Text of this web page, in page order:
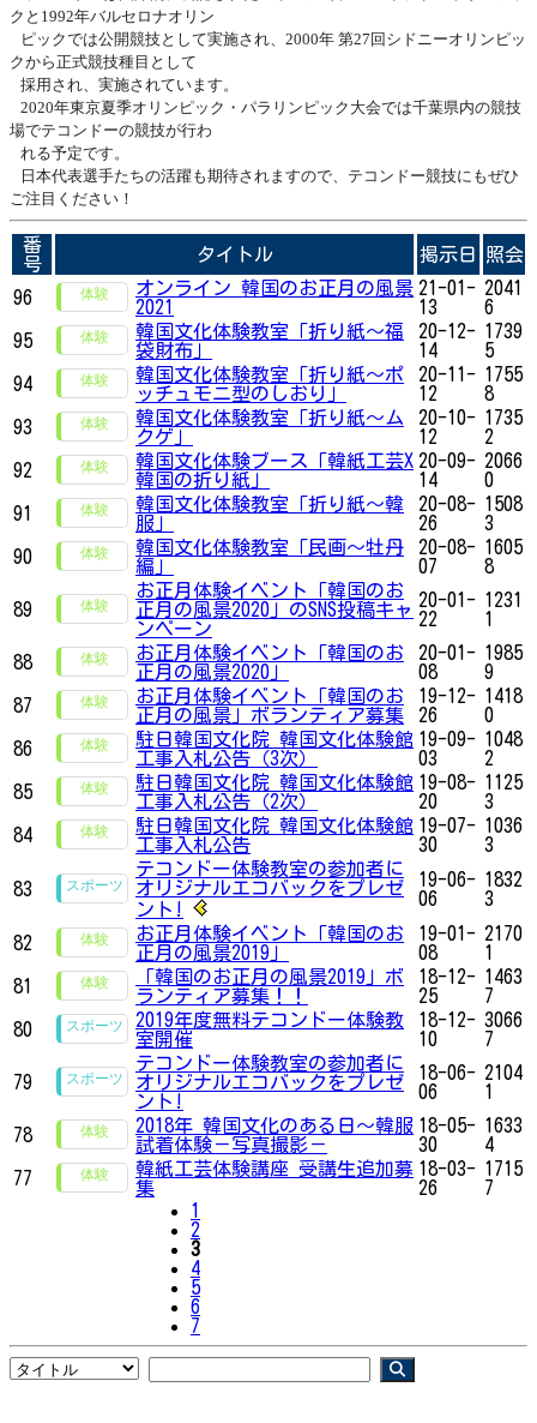
クと 1992年バルセロナオリン
ピックでは公開競技として実施され、 2000年 第27 回シドニーオリンピッ
クから正式競技種目として
採用され、実施されています。
2020年東京夏季オリンピック・パラリンピック大会では千葉県内の競技
場でテコンドーの競技が行わ
れる予定です。
日本代表選手たちの活躍も期待されますので、テコンドー競技にもぜひ
ご注目ください！
番
号
タイトル 掲示日 照会
96
オンライン 韓国のお正月の風景
2021
21-01-
13
2041
6
95
韓国文化体験教室「折り紙〜福
袋財布」
20-12-
14
1739
5
94
韓国文化体験教室「折り紙〜ポ
ッチュモニ型のしおり」
20-11-
12
1755
8
93
韓国文化体験教室「折り紙〜ム
クゲ」
20-10-
12
1735
2
92
韓国文化体験ブース「韓紙工芸X
韓国の折り紙」
20-09-
14
2066
0
91
韓国文化体験教室「折り紙〜韓
服」
20-08-
26
1508
3
90
韓国文化体験教室「民画〜牡丹
編」
20-08-
07
1605
8
89
お正月体験イベント「韓国のお
正月の風景2020」のSNS投稿キャ
ンペーン
20-01-
22
1231
1
88
お正月体験イベント「韓国のお
正月の風景2020」
20-01-
08
1985
9
87
お正月体験イベント「韓国のお
正月の風景」ボランティア募集
19-12-
26
1418
0
86
駐日韓国文化院 韓国文化体験館
工事入札公告（3次）
19-09-
03
1048
2
85
駐日韓国文化院 韓国文化体験館
工事入札公告（2次）
19-08-
20
1125
3
84
駐日韓国文化院 韓国文化体験館
工事入札公告
19-07-
30
1036
3
83
テコンドー体験教室の参加者に
オリジナルエコバックをプレゼ
ント!
19-06-
06
1832
3
82
お正月体験イベント「韓国のお
正月の風景2019」
19-01-
08
2170
1
81
「韓国のお正月の風景2019」ボ
ランティア募集！！
18-12-
25
1463
7
80
2019年度無料テコンドー体験教
室開催
18-12-
10
3066
7
79
テコンドー体験教室の参加者に
オリジナルエコバックをプレゼ
ント!
18-06-
06
2104
1
78
2018年 韓国文化のある日～韓服
試着体験－写真撮影－
18-05-
30
1633
4
77
韓紙工芸体験講座 受講生追加募
集
18-03-
26
1715
7
1
2
3
4
5
6
7